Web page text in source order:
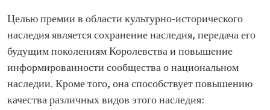
Целью премии в области культурно-исторического
наследия является сохранение наследия, передача его
будущим поколениям Королевства и повышение
информированности сообщества о национальном
наследии. Кроме того, она способствует повышению
качества различных видов этого наследия: